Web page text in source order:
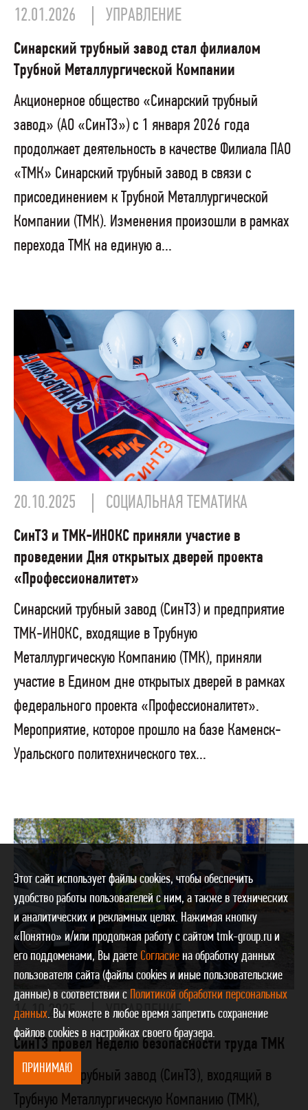
12.01.2026 УПРАВЛЕНИЕ
Синарский трубный завод стал филиалом
Трубной Металлургической Компании
Акционерное общество «Синарский трубный
завод» (АО «СинТЗ») с 1 января 2026 года
продолжает деятельность в качестве Филиала ПАО
«ТМК» Синарский трубный завод в связи с
присоединением к Трубной Металлургической
Компании (ТМК). Изменения произошли в рамках
перехода ТМК на единую а...
20.10.2025 СОЦИАЛЬНАЯ ТЕМАТИКА
СинТЗ и ТМК-ИНОКС приняли участие в
проведении Дня открытых дверей проекта
«Профессионалитет»
Синарский трубный завод (СинТЗ) и предприятие
ТМК-ИНОКС, входящие в Трубную
Металлургическую Компанию (ТМК), приняли
участие в Едином дне открытых дверей в рамках
федерального проекта «Профессионалитет».
Мероприятие, которое прошло на базе Каменск-
Уральского политехнического тех...
16.10.2025 УПРАВЛЕНИЕ
СинТЗ провел Неделю безопасности труда ТМК
Синарский трубный завод (СинТЗ), входящий в
Трубную Металлургическую Компанию (ТМК),
Этот сайт использует файлы cookies, чтобы обеспечить
удобство работы пользователей с ним, а также в технических
и аналитических и рекламных целях. Нажимая кнопку
«Понятно» и/или продолжая работу с сайтом tmk-group.ru и
его поддоменами, Вы даете Согласие на обработку данных
пользователя сайта (файлы cookies и иные пользовательские
данные) в соответствии с Политикой обработки персональных
данных. Вы можете в любое время запретить сохранение
файлов cookies в настройках своего браузера.
ПРИНИМАЮ